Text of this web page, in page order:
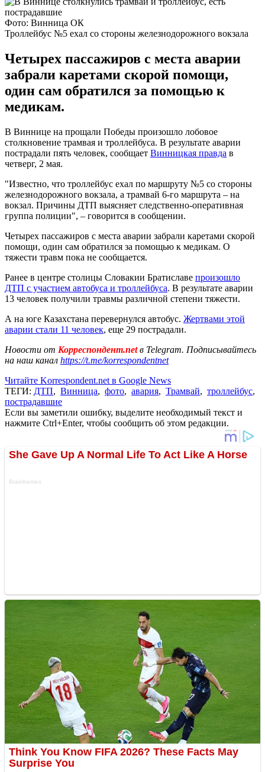
Фото: Винница ОК
Троллейбус №5 ехал со стороны железнодорожного вокзала
Четырех пассажиров с места аварии
забрали каретами скорой помощи,
один сам обратился за помощью к
медикам.
В Виннице на прощали Победы произошло лобовое
столкновение трамвая и троллейбуса. В результате аварии
пострадали пять человек, сообщает Винницкая правда в
четверг, 2 мая.
"Известно, что троллейбус ехал по маршруту №5 со стороны
железнодорожного вокзала, а трамвай 6-го маршрута – на
вокзал. Причины ДТП выясняет следственно-оперативная
группа полиции", – говорится в сообщении.
Четырех пассажиров с места аварии забрали каретами скорой
помощи, один сам обратился за помощью к медикам. О
тяжести травм пока не сообщается.
Ранее в центре столицы Словакии Братиславе произошло
ДТП с участием автобуса и троллейбуса. В результате аварии
13 человек получили травмы различной степени тяжести.
А на юге Казахстана перевернулся автобус. Жертвами этой
аварии стали 11 человек, еще 29 пострадали.
Новости от Корреспондент.netв Telegram. Подписывайтесь
на наш канал https://t.me/korrespondentnet
Читайте Korrespondent.net в Google News
ТЕГИ: ДТП, Винница, фото, авария, Трамвай, троллейбус,
пострадавшие
Если вы заметили ошибку, выделите необходимый текст и
нажмите Ctrl+Enter, чтобы сообщить об этом редакции.